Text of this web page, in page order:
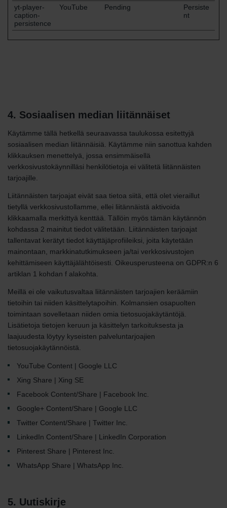
yt-player-
caption-
persistence
YouTube Pending
Persiste
nt
4. Sosiaalisen median liitännäiset
Käytämme tällä hetkellä seuraavassa taulukossa esitettyjä
sosiaalisen median liitännäisiä. Käytämme niin sanottua kahden
klikkauksen menettelyä, jossa ensimmäisellä
verkkosivustokäynnilläsi henkilötietoja ei välitetä liitännäisten
tarjoajille.
Liitännäisten tarjoajat eivät saa tietoa siitä, että olet vieraillut
tietyllä verkkosivustollamme, ellei liitännäistä aktivoida
klikkaamalla merkittyä kenttää. Tällöin myös tämän käytännön
kohdassa 2 mainitut tiedot välitetään. Liitännäisten tarjoajat
tallentavat kerätyt tiedot käyttäjäprofiileiksi, joita käytetään
mainontaan, markkinatutkimukseen ja/tai verkkosivustojen
kehittämiseen käyttäjälähtöisesti. Oikeusperusteena on GDPR:n 6
artiklan 1 kohdan f alakohta.
Meillä ei ole vaikutusvaltaa liitännäisten tarjoajien keräämiin
tietoihin tai niiden käsittelytapoihin. Kolmansien osapuolten
toimintaan sovelletaan niiden omia tietosuojakäytäntöjä.
Lisätietoja tietojen keruun ja käsittelyn tarkoituksesta ja
laajuudesta löytyy kyseisten palveluntarjoajien
tietosuojakäytännöistä.
YouTube Content | Google LLC
Xing Share | Xing SE
Facebook Content/Share | Facebook Inc.
Google+ Content/Share | Google LLC
Twitter Content/Share | Twitter Inc.
LinkedIn Content/Share | LinkedIn Corporation
Pinterest Share | Pinterest Inc.
WhatsApp Share | WhatsApp Inc.
5. Uutiskirje